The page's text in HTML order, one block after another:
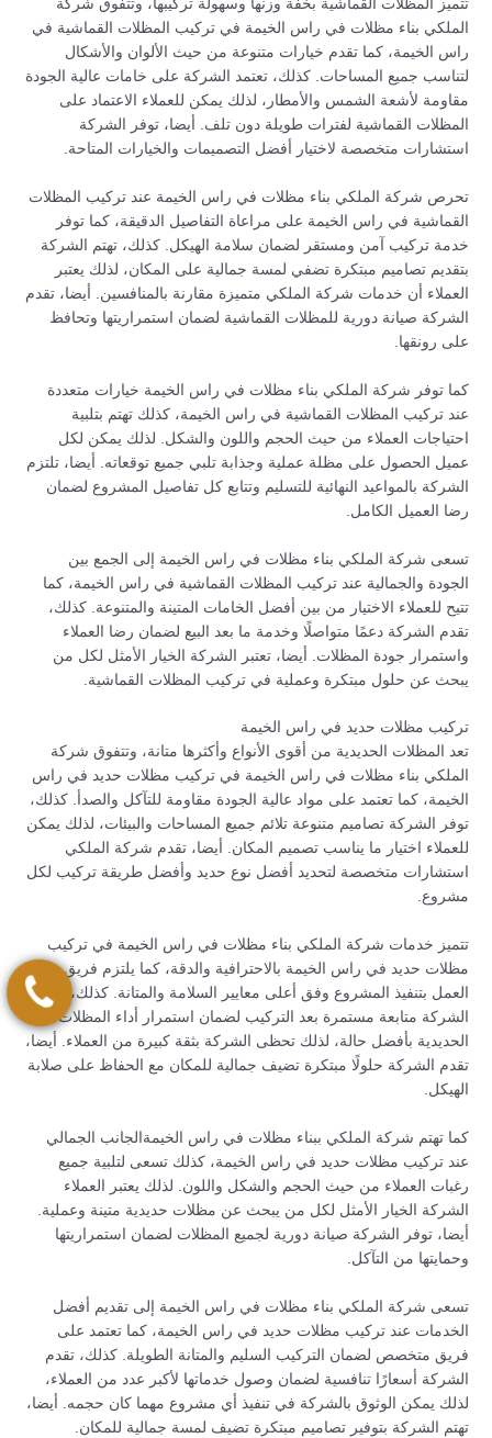
تتميز المظلات القماشية بخفة وزنها وسهولة تركيبها، وتتفوق شركة
الملكي بناء مظلات في راس الخيمة في تركيب المظلات القماشية في
راس الخيمة، كما تقدم خيارات متنوعة من حيث الألوان والأشكال
لتناسب جميع المساحات. كذلك، تعتمد الشركة على خامات عالية الجودة
مقاومة لأشعة الشمس والأمطار، لذلك يمكن للعملاء الاعتماد على
المظلات القماشية لفترات طويلة دون تلف. أيضا، توفر الشركة
استشارات متخصصة لاختيار أفضل التصميمات والخيارات المتاحة.
تحرص شركة الملكي بناء مظلات في راس الخيمة عند تركيب المظلات
القماشية في راس الخيمة على مراعاة التفاصيل الدقيقة، كما توفر
خدمة تركيب آمن ومستقر لضمان سلامة الهيكل. كذلك، تهتم الشركة
بتقديم تصاميم مبتكرة تضفي لمسة جمالية على المكان، لذلك يعتبر
العملاء أن خدمات شركة الملكي متميزة مقارنة بالمنافسين. أيضا، تقدم
الشركة صيانة دورية للمظلات القماشية لضمان استمراريتها وتحافظ
على رونقها.
كما توفر شركة الملكي بناء مظلات في راس الخيمة خيارات متعددة
عند تركيب المظلات القماشية في راس الخيمة، كذلك تهتم بتلبية
احتياجات العملاء من حيث الحجم واللون والشكل. لذلك يمكن لكل
عميل الحصول على مظلة عملية وجذابة تلبي جميع توقعاته. أيضا، تلتزم
الشركة بالمواعيد النهائية للتسليم وتتابع كل تفاصيل المشروع لضمان
رضا العميل الكامل.
تسعى شركة الملكي بناء مظلات في راس الخيمة إلى الجمع بين
الجودة والجمالية عند تركيب المظلات القماشية في راس الخيمة، كما
تتيح للعملاء الاختيار من بين أفضل الخامات المتينة والمتنوعة. كذلك،
تقدم الشركة دعمًا متواصلًا وخدمة ما بعد البيع لضمان رضا العملاء
واستمرار جودة المظلات. أيضا، تعتبر الشركة الخيار الأمثل لكل من
يبحث عن حلول مبتكرة وعملية في تركيب المظلات القماشية.
تركيب مظلات حديد في راس الخيمة
تعد المظلات الحديدية من أقوى الأنواع وأكثرها متانة، وتتفوق شركة
الملكي بناء مظلات في راس الخيمة في تركيب مظلات حديد في راس
الخيمة، كما تعتمد على مواد عالية الجودة مقاومة للتآكل والصدأ. كذلك،
توفر الشركة تصاميم متنوعة تلائم جميع المساحات والبيئات، لذلك يمكن
للعملاء اختيار ما يناسب تصميم المكان. أيضا، تقدم شركة الملكي
استشارات متخصصة لتحديد أفضل نوع حديد وأفضل طريقة تركيب لكل
مشروع.
تتميز خدمات شركة الملكي بناء مظلات في راس الخيمة في تركيب
مظلات حديد في راس الخيمة بالاحترافية والدقة، كما يلتزم فريق
العمل بتنفيذ المشروع وفق أعلى معايير السلامة والمتانة. كذلك، تقدم
الشركة متابعة مستمرة بعد التركيب لضمان استمرار أداء المظلات
الحديدية بأفضل حالة، لذلك تحظى الشركة بثقة كبيرة من العملاء. أيضا،
تقدم الشركة حلولًا مبتكرة تضيف جمالية للمكان مع الحفاظ على صلابة
الهيكل.
كما تهتم شركة الملكي ببناء مظلات في راس الخيمةالجانب الجمالي
عند تركيب مظلات حديد في راس الخيمة، كذلك تسعى لتلبية جميع
رغبات العملاء من حيث الحجم والشكل واللون. لذلك يعتبر العملاء
الشركة الخيار الأمثل لكل من يبحث عن مظلات حديدية متينة وعملية.
أيضا، توفر الشركة صيانة دورية لجميع المظلات لضمان استمراريتها
وحمايتها من التآكل.
تسعى شركة الملكي بناء مظلات في راس الخيمة إلى تقديم أفضل
الخدمات عند تركيب مظلات حديد في راس الخيمة، كما تعتمد على
فريق متخصص لضمان التركيب السليم والمتانة الطويلة. كذلك، تقدم
الشركة أسعارًا تنافسية لضمان وصول خدماتها لأكبر عدد من العملاء،
لذلك يمكن الوثوق بالشركة في تنفيذ أي مشروع مهما كان حجمه. أيضا،
تهتم الشركة بتوفير تصاميم مبتكرة تضيف لمسة جمالية للمكان.